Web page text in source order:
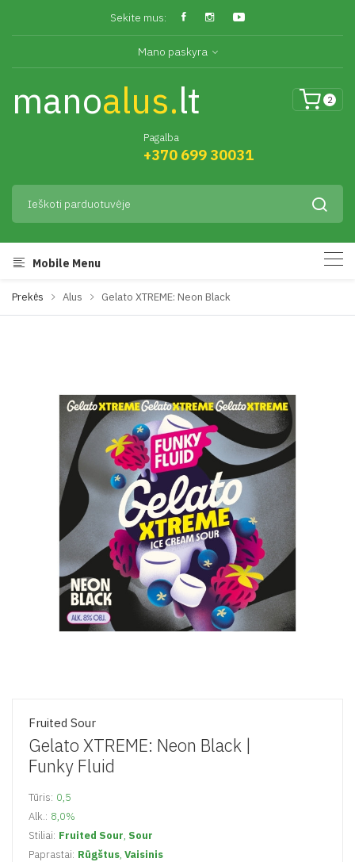
Sekite mus:
Mano paskyra
manoalus.lt
Pagalba
+370 699 30031
2
Mobile Menu
Prekės Alus Gelato XTREME: Neon Black
Fruited Sour
Gelato XTREME: Neon Black |
Funky Fluid
Tūris: 0,5
Alk.: 8,0%
Stiliai: Fruited Sour, Sour
Paprastai: Rūgštus, Vaisinis